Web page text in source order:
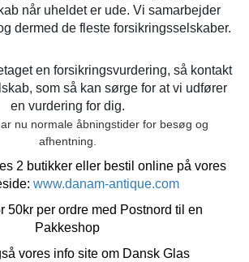
når uheldet er ude. Vi samarbejder
dermed de fleste forsikringsselskaber.
en forsikringsvurdering, så kontakt
som så kan sørge for at vi udfører
en vurdering for dig.
nu normale åbningstider for besøg og
afhentning.
2 butikker eller bestil online på vores
www.danam-antique.com
50kr per ordre med Postnord til en
Pakkeshop
vores info site om Dansk Glas